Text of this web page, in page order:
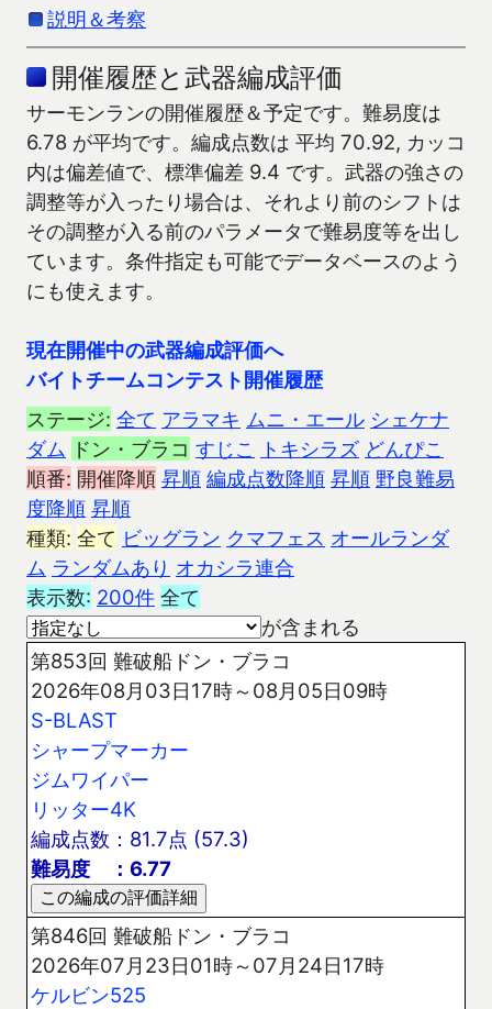
説明＆考察
開催履歴と武器編成評価
サーモンランの開催履歴＆予定です。難易度は
6.78 が平均です。編成点数は 平均 70.92, カッコ
内は偏差値で、標準偏差 9.4 です。武器の強さの
調整等が入ったり場合は、それより前のシフトは
その調整が入る前のパラメータで難易度等を出し
ています。条件指定も可能でデータベースのよう
にも使えます。
現在開催中の武器編成評価へ
バイトチームコンテスト開催履歴
ステージ: 全て アラマキ ムニ・エール シェケナ
ダム ドン・ブラコ すじこ トキシラズ どんぴこ
順番: 開催降順 昇順 編成点数降順 昇順 野良難易
度降順 昇順
種類: 全て ビッグラン クマフェス オールランダ
ム ランダムあり オカシラ連合
表示数: 200件 全て
が含まれる
第853回 難破船ドン・ブラコ
2026年08月03日17時～08月05日09時
S-BLAST
シャープマーカー
ジムワイパー
リッター4K
編成点数：81.7点 (57.3)
難易度 ：6.77
第846回 難破船ドン・ブラコ
2026年07月23日01時～07月24日17時
ケルビン525